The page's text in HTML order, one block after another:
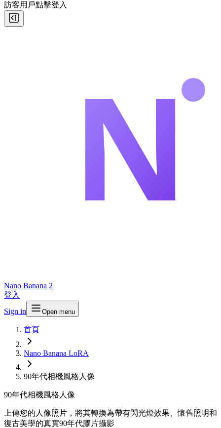
訪客用戶點擊登入
Nano Banana 2
登入
Sign in
Open menu
首頁
Nano Banana LoRA
90年代相機風格人像
90年代相機風格人像
上傳您的人像照片，將其轉換為帶有閃光燈效果、懷舊照明和
復古美學的真實90年代膠片攝影